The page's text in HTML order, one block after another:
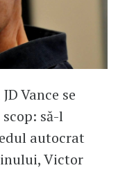
Vance se
să-l
autocrat
Victor